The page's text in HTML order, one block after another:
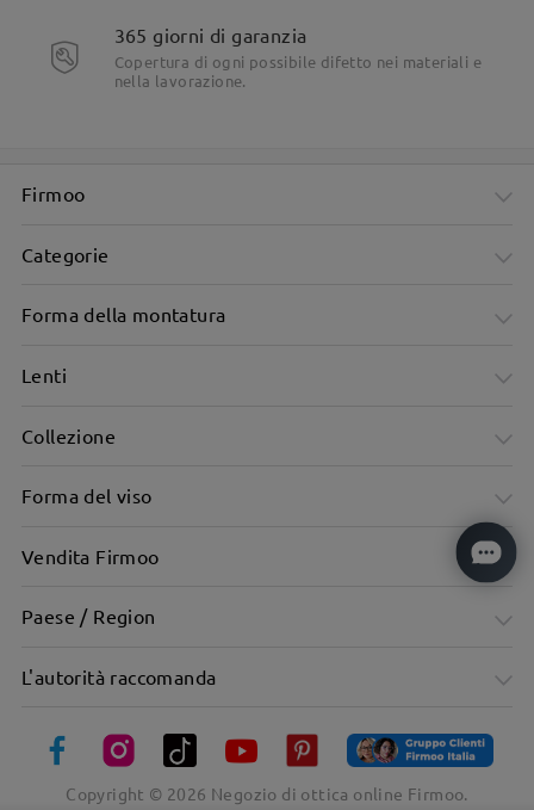
365 giorni di garanzia
Copertura di ogni possibile difetto nei materiali e
nella lavorazione.
Firmoo
Categorie
Forma della montatura
Lenti
Collezione
Forma del viso
Vendita Firmoo
Paese / Region
L'autorità raccomanda
Copyright © 2026 Negozio di ottica online Firmoo.